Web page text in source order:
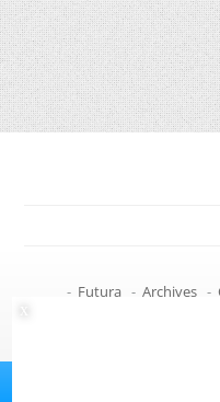
- Futura - Archives -